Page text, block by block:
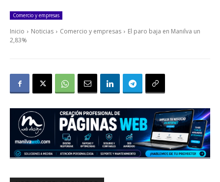
Comercio y empresas
Inicio Noticias Comercio y empresas
El paro baja en Manilva un
2,83%